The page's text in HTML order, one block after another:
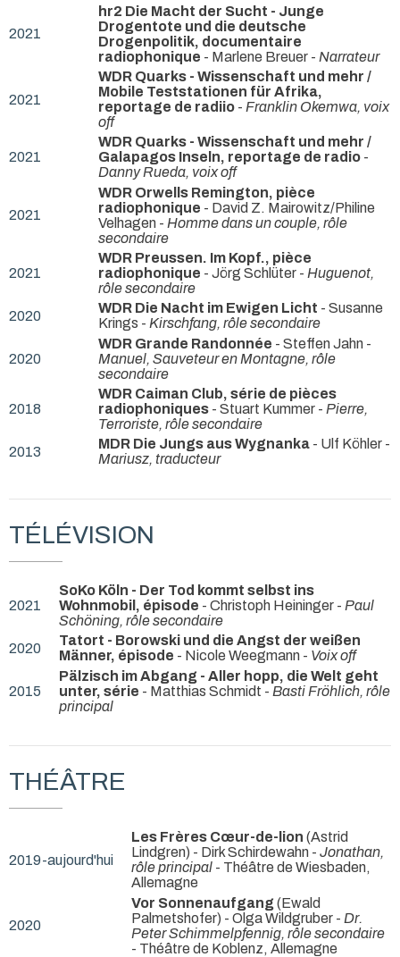
2021
hr2 Die Macht der Sucht - Junge
Drogentote und die deutsche
Drogenpolitik, documentaire
radiophonique - Marlene Breuer - Narrateur
2021
WDR Quarks - Wissenschaft und mehr /
Mobile Teststationen für Afrika,
reportage de radiio - Franklin Okemwa, voix
off
2021
WDR Quarks - Wissenschaft und mehr /
Galapagos Inseln, reportage de radio -
Danny Rueda, voix off
2021
WDR Orwells Remington, pièce
radiophonique - David Z. Mairowitz/Philine
Velhagen - Homme dans un couple, rôle
secondaire
2021
WDR Preussen. Im Kopf., pièce
radiophonique - Jörg Schlüter - Huguenot,
rôle secondaire
2020
WDR Die Nacht im Ewigen Licht - Susanne
Krings - Kirschfang, rôle secondaire
2020
WDR Grande Randonnée - Steffen Jahn -
Manuel, Sauveteur en Montagne, rôle
secondaire
2018
WDR Caiman Club, série de pièces
radiophoniques - Stuart Kummer - Pierre,
Terroriste, rôle secondaire
2013
MDR Die Jungs aus Wygnanka - Ulf Köhler -
Mariusz, traducteur
TÉLÉVISION
2021
SoKo Köln - Der Tod kommt selbst ins
Wohnmobil, épisode - Christoph Heininger - Paul
Schöning, rôle secondaire
2020
Tatort - Borowski und die Angst der weißen
Männer, épisode - Nicole Weegmann - Voix off
2015
Pälzisch im Abgang - Aller hopp, die Welt geht
unter, série - Matthias Schmidt - Basti Fröhlich, rôle
principal
THÉÂTRE
2019-aujourd'hui
Les Frères Cœur-de-lion (Astrid
Lindgren) - Dirk Schirdewahn - Jonathan,
rôle principal - Théâtre de Wiesbaden,
Allemagne
2020
Vor Sonnenaufgang (Ewald
Palmetshofer) - Olga Wildgruber - Dr.
Peter Schimmelpfennig, rôle secondaire
- Théâtre de Koblenz, Allemagne